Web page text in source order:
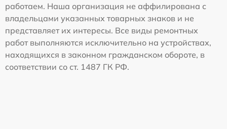
работаем. Наша организация не аффилирована с
владельцами указанных товарных знаков и не
представляет их интересы. Все виды ремонтных
работ выполняются исключительно на устройствах,
находящихся в законном гражданском обороте, в
соответствии со ст. 1487 ГК РФ.